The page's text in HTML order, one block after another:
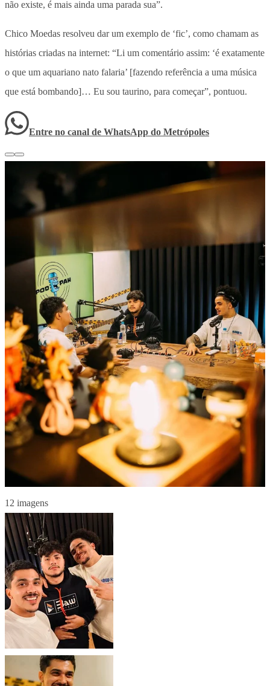
não existe, é mais ainda uma parada sua”.
Chico Moedas resolveu dar um exemplo de ‘fic’, como chamam as
histórias criadas na internet: “Li um comentário assim: ‘é exatamente
o que um aquariano nato falaria’ [fazendo referência a uma música
que está bombando]… Eu sou taurino, para começar”, pontuou.
Entre no canal de WhatsApp do Metrópoles
12 imagens